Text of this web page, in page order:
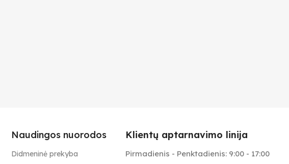
Naudingos nuorodos
Didmeninė prekyba
Klientų aptarnavimo linija
Pirmadienis - Penktadienis: 9:00 - 17:00